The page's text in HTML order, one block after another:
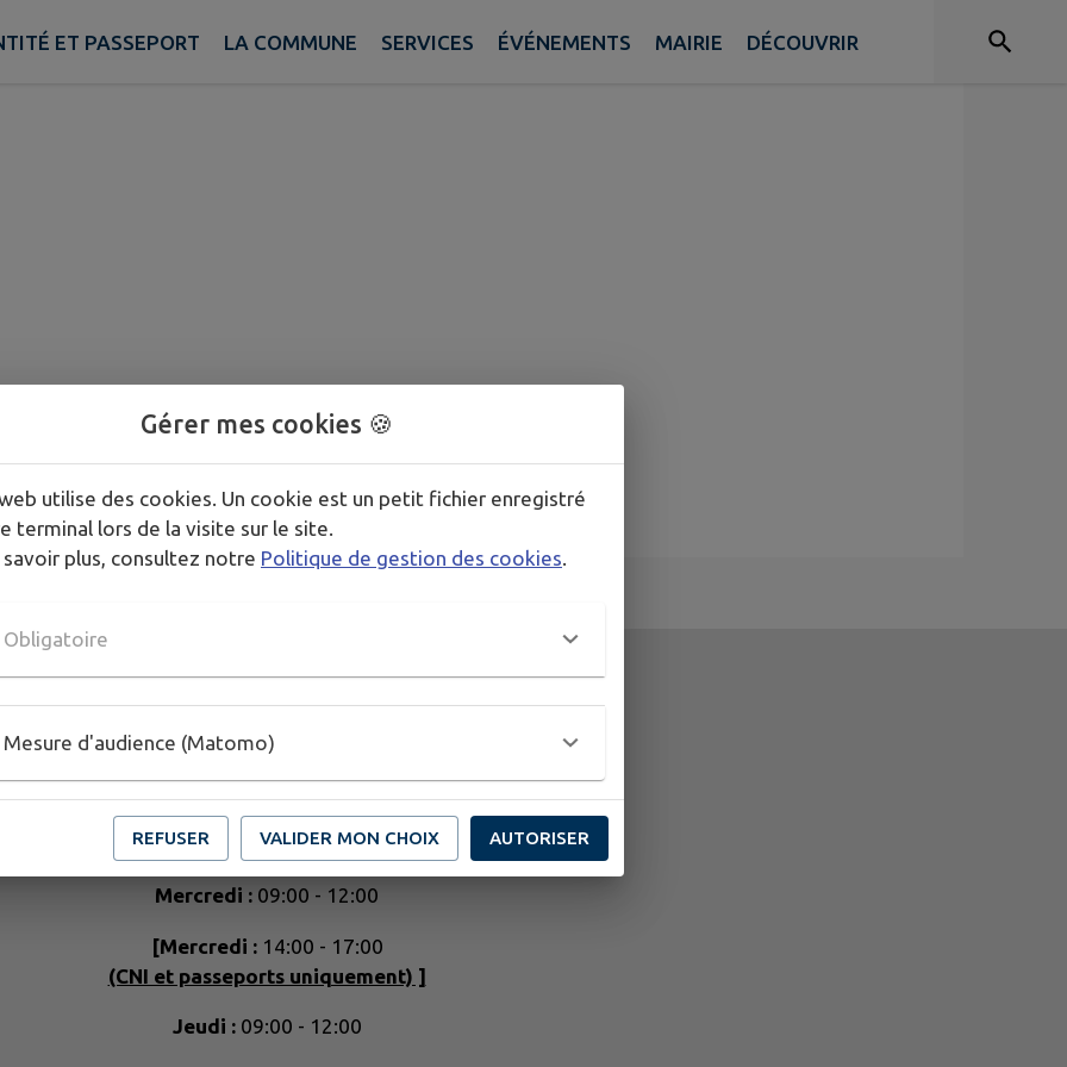
ET PASSEPORT LA COMMUNE SERVICES ÉVÉNEMENTS MAIRIE DÉCOUVRIR
rendez-vouspendant les horaires d'ouverture.
Lundi :09:00 - 12:00, 14:00 - 17:00
Mardi : 09:00 - 12:00
Mercredi : 09:00 - 12:00
[Mercredi :14:00 - 17:00
(CNI et passeports uniquement) ]
Jeudi : 09:00 - 12:00
Gérer mes cookies 🍪
utilise des cookies. Un cookie est un petit fichier enregistré
terminal lors de la visite sur le site.
savoir plus, consultez notre Politique de gestion des cookies
Obligatoire
Mesure d'audience (Matomo)
REFUSER VALIDER MON CHOIX AUTORISER